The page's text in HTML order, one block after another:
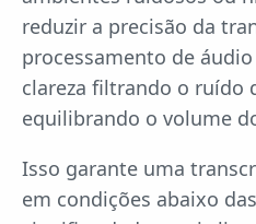
reduzir a precisão da
processamento de
clareza filtrando o ruído
equilibrando o volume
Isso garante uma
em condições abaixo